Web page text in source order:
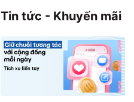
Tin tức - Khuyến mãi